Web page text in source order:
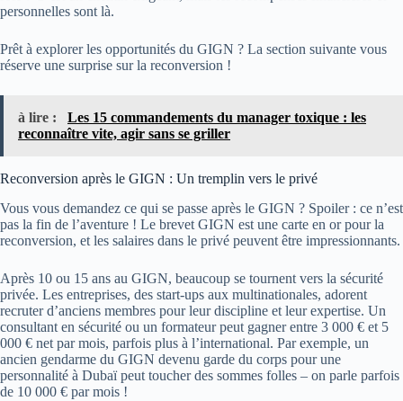
personnelles sont là.
Prêt à explorer les opportunités du GIGN ? La section suivante vous
réserve une surprise sur la reconversion !
à lire :
Les 15 commandements du manager toxique : les
reconnaître vite, agir sans se griller
Reconversion après le GIGN : Un tremplin vers le privé
Vous vous demandez ce qui se passe après le GIGN ? Spoiler : ce n’est
pas la fin de l’aventure ! Le brevet GIGN est une carte en or pour la
reconversion, et les salaires dans le privé peuvent être impressionnants.
Après 10 ou 15 ans au GIGN, beaucoup se tournent vers la sécurité
privée. Les entreprises, des start-ups aux multinationales, adorent
recruter d’anciens membres pour leur discipline et leur expertise. Un
consultant en sécurité ou un formateur peut gagner entre 3 000 € et 5
000 € net par mois, parfois plus à l’international. Par exemple, un
ancien gendarme du GIGN devenu garde du corps pour une
personnalité à Dubaï peut toucher des sommes folles – on parle parfois
de 10 000 € par mois !